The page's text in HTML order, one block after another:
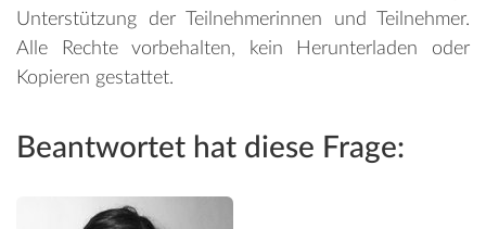
Unterstützung der Teilnehmerinnen und Teilnehmer.
Alle Rechte vorbehalten, kein Herunterladen oder
Kopieren gestattet.
Beantwortet hat diese Frage: